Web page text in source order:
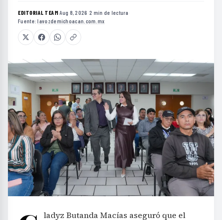
EDITORIAL TEAM·Aug 8, 2026 ·2 min de lectura ·
Fuente:lavozdemichoacan.com.mx
ladyz Butanda Macías aseguró que el